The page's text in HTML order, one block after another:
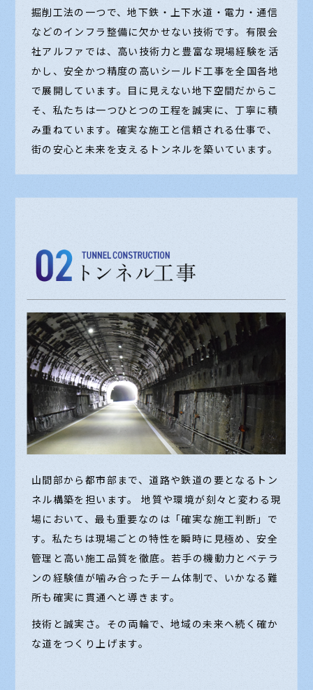
掘削工法の一つで、地下鉄・上下水道・電力・通信
などのインフラ整備に欠かせない技術です。有限会
社アルファでは、高い技術力と豊富な現場経験を活
かし、安全かつ精度の高いシールド工事を全国各地
で展開しています。目に見えない地下空間だからこ
そ、私たちは一つひとつの工程を誠実に、丁寧に積
み重ねています。確実な施工と信頼される仕事で、
街の安心と未来を支えるトンネルを築いています。
山間部から都市部まで、道路や鉄道の要となるトン
ネル構築を担います。 地質や環境が刻々と変わる現
場において、最も重要なのは「確実な施工判断」で
す。私たちは現場ごとの特性を瞬時に見極め、安全
管理と高い施工品質を徹底。若手の機動力とベテラ
ンの経験値が噛み合ったチーム体制で、いかなる難
所も確実に貫通へと導きます。
技術と誠実さ。その両輪で、地域の未来へ続く確か
な道をつくり上げます。